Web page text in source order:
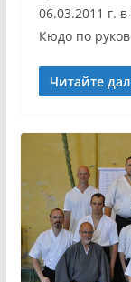
06.03.2011 г.
Кюдо по
Читайте